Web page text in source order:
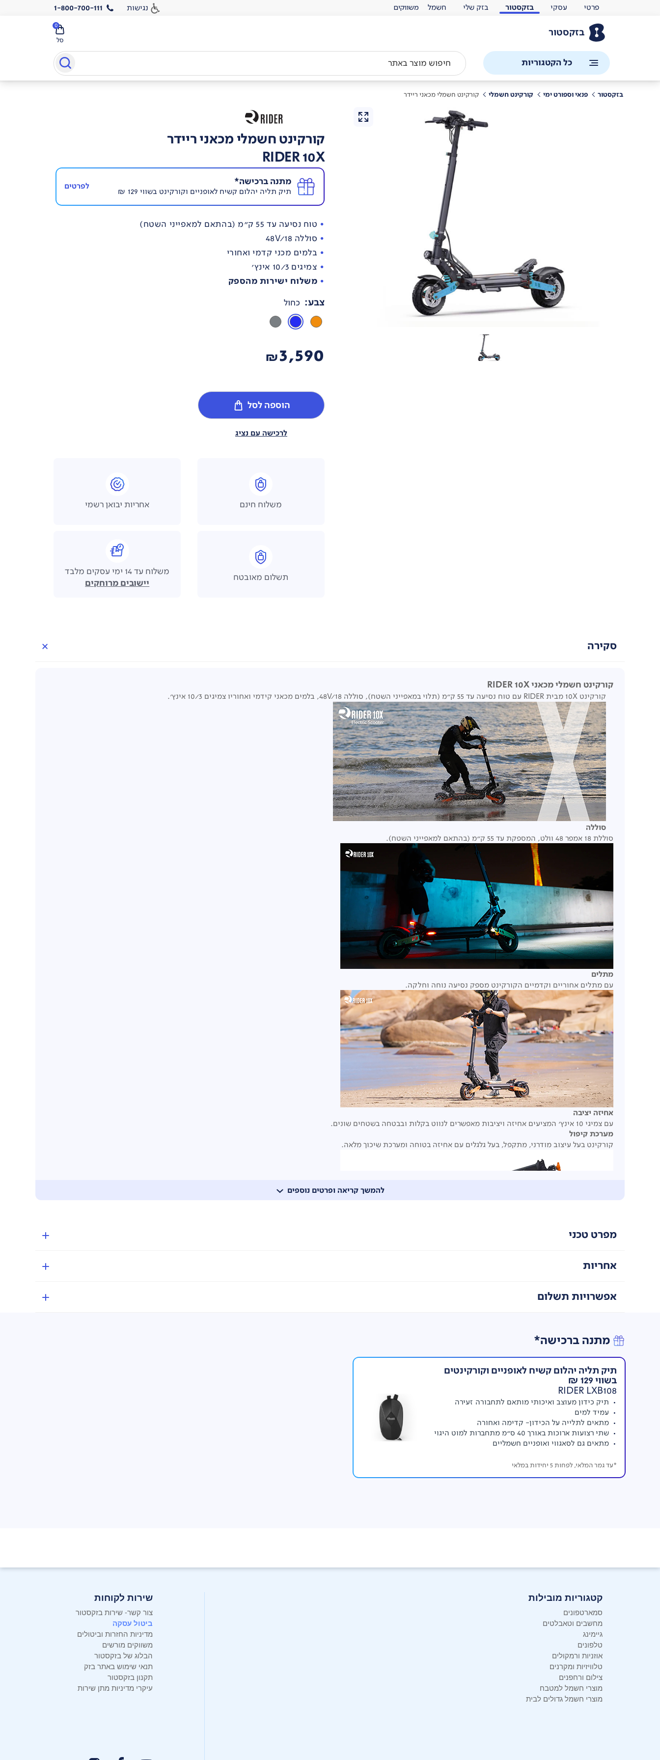
פרטי עסקי בזקסטור בזק שלי חשמל נגישות 1-800-700-111
בזקסטור
סל
0
כל הקטגוריות
בזקסטור פנאי וספורט ימי קורקינט חשמלי קורקינט חשמלי מכאני ריידר
קורקינט חשמלי מכאני ריידר
RIDER 10X
מתנה ברכישה*
תיק תליה יהלום קשיח לאופניים וקורקינט בשווי 129 ₪ לפרטים
טוח נסיעה עד 55 ק"מ (בהתאם למאפייני השטח)
סוללה 48V/18
בלמים מכני קדמי ואחורי
צמיגים 10/3 אינץ'
משלוח ישירות מהספק
צבע: כחול
3,590
₪
הוספה לסל
לרכישה עם נציג
משלוח חינם אחריות יבואן רשמי
תשלום מאובטח
משלוח עד 14 ימי עסקים מלבד
יישובים מרוחקים
סקירה
להמשך קריאה ופרטים נוספים
קורקינט חשמלי מכאני RIDER 10X
קורקינט 10X מבית RIDER עם טוח נסיעה עד 55 ק"מ (תלוי במאפייני השטח), סוללה 48V/18, בלמים מכאני קידמי ואחוריו צמיגים 10/3 אינץ'.
סוללה
סוללת 18 אמפר 48 וולט, המספקת עד 55 ק"מ (בהתאם למאפייני השטח).
מתלים
עם מתלים אחוריים וקדמיים הקורקינט מספק נסיעה נוחה וחלקה.
אחיזה יציבה
עם צמיגי 10 אינץ' המציעים אחיזה ויציבות מאפשרים לנווט בקלות ובבטחה בשטחים שונים.
מערכת קיפול
קורקינט בעל עיצוב מודרני, מתקפל, בעל גלגלים עם אחיזה בטוחה ומערכת שיכוך מלאה.
מפרט טכני
אחריות
אפשרויות תשלום
מתנה ברכישה*
תיק תליה יהלום קשיח לאופניים וקורקינטים
בשווי 129 ₪
RIDER LXB108
תיק כידון מעוצב ואיכותי מותאם לתחבורה זעירה
עמיד למים
מתאים לתלייה על הכידון- קדימה ואחורה
שתי רצועות ארוכות באורך 40 ס"מ מתחברות למוט היגוי
מתאים גם לסאגווי ואופניים חשמליים
*עד גמר המלאי, לפחות 5 יחידות במלאי
קטגוריות מובילות
סמארטפונים
מחשבים וטאבלטים
גיימינג
טלפונים
אוזניות ורמקולים
טלוויזיות ומקרנים
צילום ורחפנים
מוצרי חשמל למטבח
מוצרי חשמל גדולים לבית
שירות לקוחות
צור קשר- שירות בזקסטור
ביטול עסקה
מדיניות החזרות וביטולים
משווקים מורשים
הבלוג של בזקסטור
תנאי שימוש באתר בזק
תקנון בזקסטור
עיקרי מדיניות מתן שירות
משווקים